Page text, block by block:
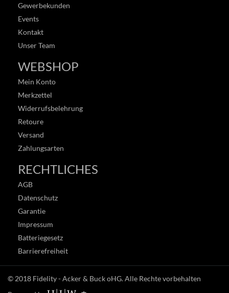
Gewerbekunden
Events
Kontakt
Unser Team
WEBSHOP
Mein Konto
Merkzettel
Widerrufsbelehrung
Retoure
Versand
Zahlungsarten
RECHTLICHES
AGB
Datenschutz
Garantie
Impressum
Batteriegesetz
Barrierefreiheit
© 2018 Fidelity - Acker & Buck oHG. Alle Rechte vorbehalten